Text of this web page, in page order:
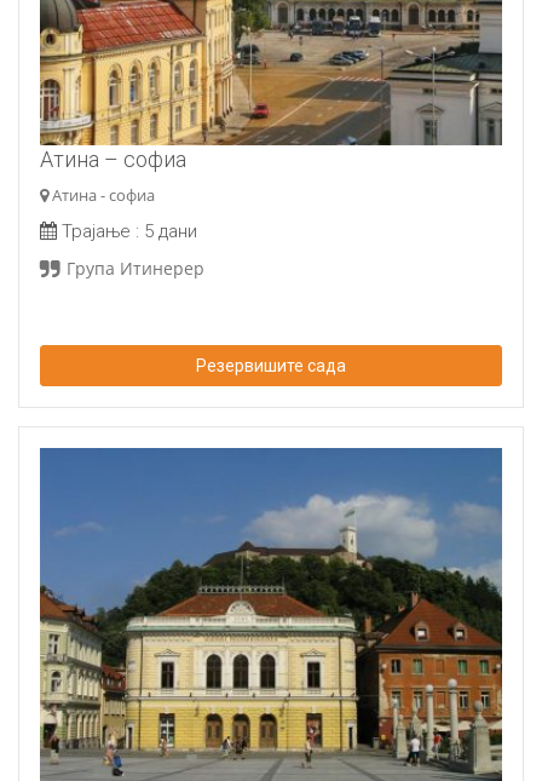
Атина – софиа
Атина - софиа
Трајање : 5 дани
Група Итинерер
Резервишите сада